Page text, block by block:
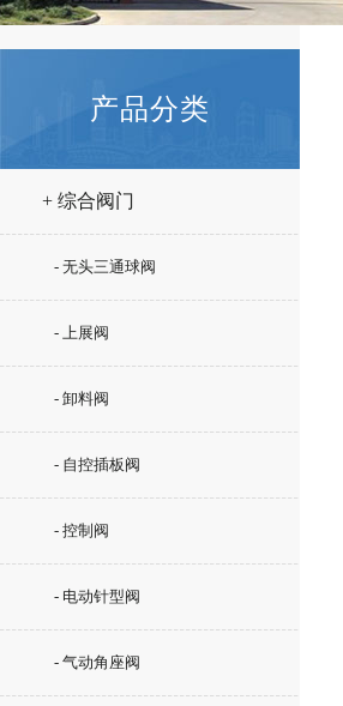
产品分类
+ 综合阀门
- 无头三通球阀
- 上展阀
- 卸料阀
- 自控插板阀
- 控制阀
- 电动针型阀
- 气动角座阀